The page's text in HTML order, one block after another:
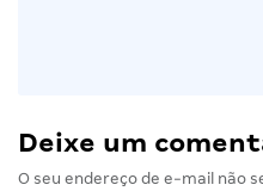
Deixe um
O seu endereço de e-mail não